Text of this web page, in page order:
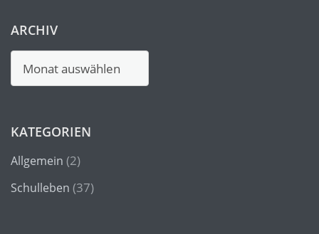
ARCHIV
KATEGORIEN
Allgemein (2)
Schulleben (37)